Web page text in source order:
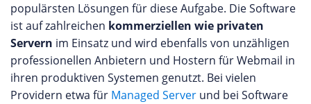
populärsten Lösungen für diese Aufgabe. Die Software
ist auf zahlreichen kommerziellen wie privaten
Servern im Einsatz und wird ebenfalls von unzähligen
professionellen Anbietern und Hostern für Webmail in
ihren produktiven Systemen genutzt. Bei vielen
Providern etwa für Managed Server und bei Software